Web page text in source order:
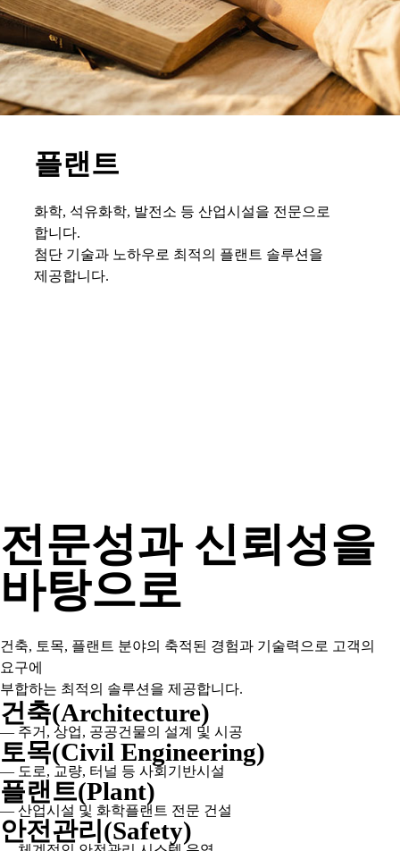
플랜트
화학, 석유화학, 발전소 등 산업시설을 전문으로
합니다.
첨단 기술과 노하우로 최적의 플랜트 솔루션을
제공합니다.
전문성과 신뢰성을
바탕으로
건축, 토목, 플랜트 분야의 축적된 경험과 기술력으로 고객의
요구에
부합하는 최적의 솔루션을 제공합니다.
건축(Architecture)
— 주거, 상업, 공공건물의 설계 및 시공
토목(Civil Engineering)
— 도로, 교량, 터널 등 사회기반시설
플랜트(Plant)
— 산업시설 및 화학플랜트 전문 건설
안전관리(Safety)